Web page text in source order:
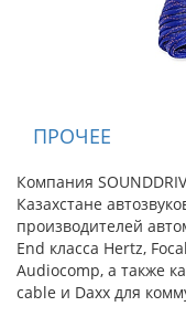
ПРОЧЕЕ
Компания
Казахстане
производителей
End класса Hertz,
Audiocomp, а также
cable и Daxx для